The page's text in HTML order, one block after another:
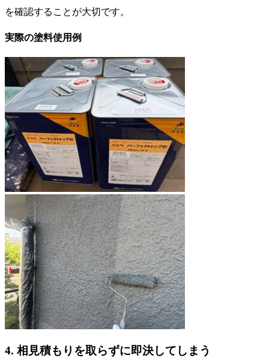
を確認することが大切です。
実際の塗料使用例
4. 相見積もりを取らずに即決してしまう